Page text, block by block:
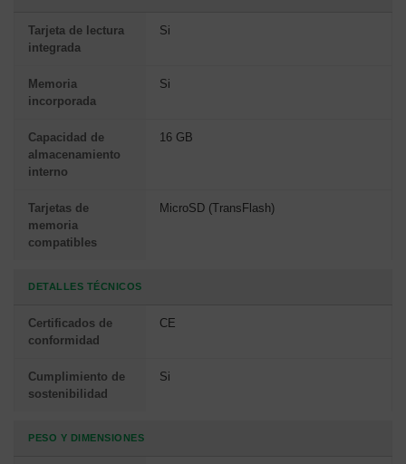
Tarjeta de lectura
integrada
Si
Memoria
incorporada
Si
Capacidad de
almacenamiento
interno
16 GB
Tarjetas de
memoria
compatibles
MicroSD (TransFlash)
DETALLES TÉCNICOS
Certificados de
conformidad
CE
Cumplimiento de
sostenibilidad
Si
PESO Y DIMENSIONES